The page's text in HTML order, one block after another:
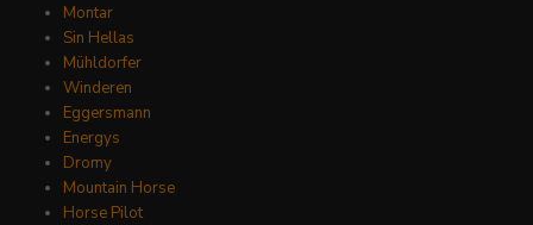
Montar
Sin Hellas
Mühldorfer
Winderen
Eggersmann
Energys
Dromy
Mountain Horse
Horse Pilot